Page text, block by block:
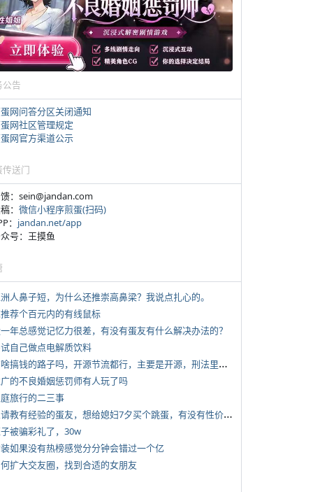
公告
网问答分区关闭通知
网社区管理规定
网官方渠道公示
传送门
：sein@jandan.com
： 微信小程序煎蛋(扫码)
： jandan.net/app
号：王摸鱼
人鼻子短，为什么还推崇高鼻梁？我说点扎心的。
荐个百元内的有线鼠标
年总感觉记忆力很差，有没有蛋友有什么解决办法的？
自己做点电解质饮料
*
有啥搞钱的路子吗，开源节流都行，主要是开源，刑法里的咱不做
的不良婚姻惩罚师有人玩了吗
旅行的二三事
*
想请教有经验的蛋友，想给媳妇7夕买个跳蛋，有没有性价比高的推荐
被骗彩礼了，30w
如果没有热榜感觉分分钟会错过一个亿
扩大交友圈，找到合适的女朋友